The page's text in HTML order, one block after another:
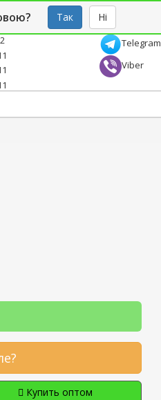
Так Ні
Telegram
Viber
Купить оптом